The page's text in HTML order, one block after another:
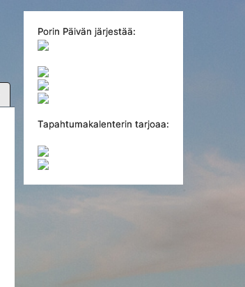
Porin Päivän järjestää:
Tapahtumakalenterin tarjoaa: